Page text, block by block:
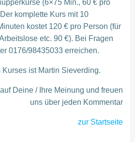
(6×75 Min., 60 € pro
komplette Kurs mit 10
kostet 120 € pro Person (für
etc. 90 €). Bei Fragen
0176/98435033 erreichen.
Kurses ist Martin Sieverding.
Deine / Ihre Meinung und freuen
uns über jeden Kommentar
zur Startseite